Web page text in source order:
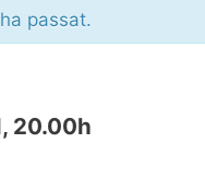
passat.
20.00h